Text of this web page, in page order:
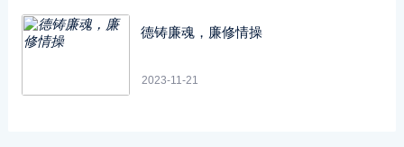
德铸廉魂，廉修情操
2023-11-21